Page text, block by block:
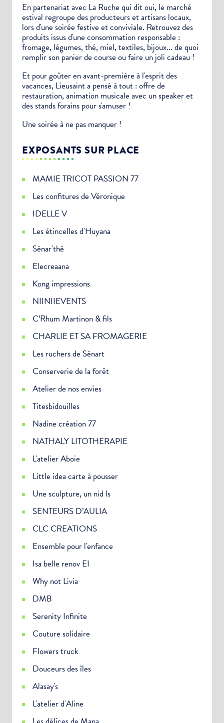
En partenariat avec La Ruche qui dit oui, le marché
estival regroupe des producteurs et artisans locaux,
lors d'une soirée festive et conviviale. Retrouvez des
produits issus d'une consommation responsable :
fromage, légumes, thé, miel, textiles, bijoux... de quoi
remplir son panier de course ou faire un joli cadeau !
Et pour goûter en avant-première à l'esprit des
vacances, Lieusaint a pensé à tout : offre de
restauration, animation musicale avec un speaker et
des stands forains pour s'amuser !
Une soirée à ne pas manquer !
EXPOSANTS SUR PLACE
MAMIE TRICOT PASSION 77
Les confitures de Véronique
IDELLE V
Les étincelles d'Huyana
Sénar'thé
Elecreaana
Kong impressions
NIINIIEVENTS
C’Rhum Martinon & fils
CHARLIE ET SA FROMAGERIE
Les ruchers de Sénart
Conserverie de la forêt
Atelier de nos envies
Titesbidouilles
Nadine création 77
NATHALY LITOTHERAPIE
L'atelier Aboie
Little idea carte à pousser
Une sculpture, un nid ls
SENTEURS D’AULIA
CLC CREATIONS
Ensemble pour l'enfance
Isa belle renov EI
Why not Livia
DMB
Serenity Infinite
Couture solidaire
Flowers truck
Douceurs des îles
Alasay's
L'atelier d'Aline